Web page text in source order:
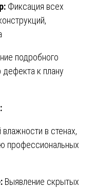
Фиксация всех
подробного
к плану
в стенах,
профессиональных
Выявление скрытых